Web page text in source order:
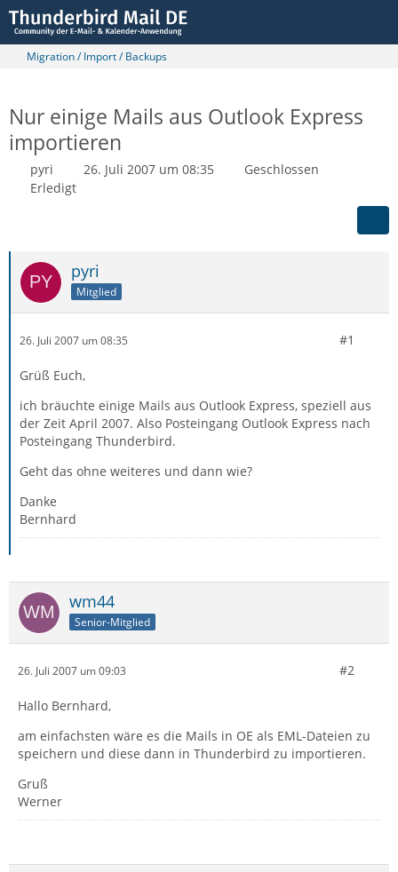
Migration / Import / Backups
Nur einige Mails aus Outlook Express
importieren
pyri 26. Juli 2007 um 08:35
Geschlossen
Erledigt
pyri
Mitglied
26. Juli 2007 um 08:35 #1
Grüß Euch,
ich bräuchte einige Mails aus Outlook Express, speziell aus
der Zeit April 2007. Also Posteingang Outlook Express nach
Posteingang Thunderbird.
Geht das ohne weiteres und dann wie?
Danke
Bernhard
wm44
Senior-Mitglied
26. Juli 2007 um 09:03 #2
Hallo Bernhard,
am einfachsten wäre es die Mails in OE als EML-Dateien zu
speichern und diese dann in Thunderbird zu importieren.
Gruß
Werner